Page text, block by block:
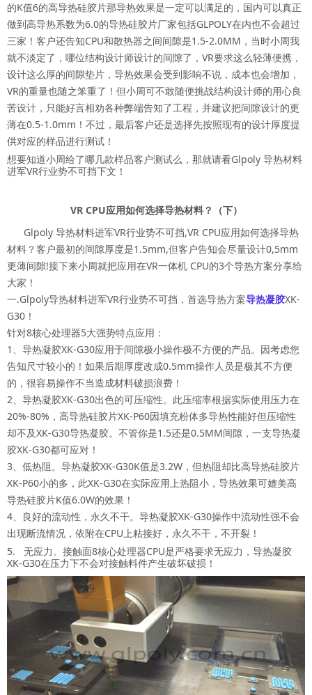
的K值6的高导热硅胶片那导热效果是一定可以满足的，国内可以真正
做到高导热系数为6.0的导热硅胶片厂家包括GLPOLY在内也不会超过
三家！客户还告知CPU和散热器之间间隙是1.5-2.0MM，当时小周我
就不淡定了，哪位结构设计师设计的间隙了，VR要求这么轻薄便携，
设计这么厚的间隙垫片，导热效果会受到影响不说，成本也会增加，
VR的重量也随之笨重了！但小周可不敢随便挑战结构设计师的用心良
苦设计，只能好言相劝各种弊端告知了工程，并建议把间隙设计的更
薄在0.5-1.0mm！不过，最后客户还是选择先按照现有的设计厚度提
供对应的样品进行测试！
想要知道小周给了哪几款样品客户测试么，那就请看Glpoly 导热材料
进军VR行业势不可挡下文！
VR CPU应用如何选择导热材料？（下）
Glpoly 导热材料进军VR行业势不可挡,VR CPU应用如何选择导热
材料？客户最初的间隙厚度是1.5mm,但客户告知会尽量设计0,5mm
更薄间隙!接下来小周就把应用在VR一体机 CPU的3个导热方案分享给
大家！
一.Glpoly导热材料进军VR行业势不可挡，首选导热方案导热凝胶XK-
G30！
针对8核心处理器5大强势特点应用：
1、导热凝胶XK-G30应用于间隙极小操作极不方便的产品。因考虑您
告知尺寸较小的！如果后期厚度改成0.5mm操作人员是极其不方便
的，很容易操作不当造成材料破损浪费！
2、导热凝胶XK-G30出色的可压缩性。此压缩率根据实际使用压力在
20%-80%，高导热硅胶片XK-P60因填充粉体多导热性能好但压缩性
却不及XK-G30导热凝胶。不管你是1.5还是0.5MM间隙，一支导热凝
胶XK-G30都可应对！
3、低热阻。导热凝胶XK-G30K值是3.2W，但热阻却比高导热硅胶片
XK-P60小的多，此XK-G30在实际应用上热阻小，导热效果可媲美高
导热硅胶片K值6.0W的效果！
4、良好的流动性，永久不干。导热凝胶XK-G30操作中流动性强不会
出现断流情况，依附在CPU上粘接好，永久不干，不开裂！
5. 无应力。接触面8核心处理器CPU是严格要求无应力，导热凝胶
XK-G30在压力下不会对接触料件产生破坏破损！